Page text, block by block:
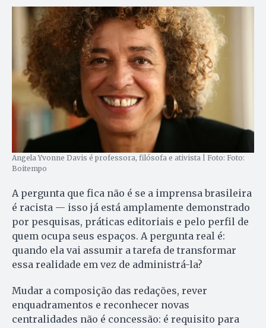
Angela Yvonne Davis é professora, filósofa e ativista | Foto: Foto:
Boitempo
A pergunta que fica não é se a imprensa brasileira
é racista — isso já está amplamente demonstrado
por pesquisas, práticas editoriais e pelo perfil de
quem ocupa seus espaços. A pergunta real é:
quando ela vai assumir a tarefa de transformar
essa realidade em vez de administrá-la?
Mudar a composição das redações, rever
enquadramentos e reconhecer novas
centralidades não é concessão: é requisito para